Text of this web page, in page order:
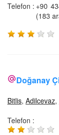
Telefon : +90
(183
Doğanay
Bitlis, Adilcevaz,
Telefon :